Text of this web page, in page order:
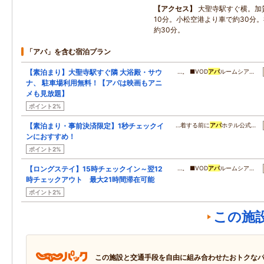
アクセス
大聖寺駅すぐ横。
10分。小松空港より車で約30分
約30分。
「アパ」を含む宿泊プラン
【素泊まり】大聖寺駅すぐ隣 大浴殿・サウ
ナ、 駐車場利用無料！【アパは映画もアニ
メも見放題】
ポイント2%
…。 ■VODアパルームシア…
【素泊まり・事前決済限定】1秒チェックイ
ンにおすすめ！
ポイント2%
…着する前にアパホテル公式…
【ロングステイ】15時チェックイン～翌12
時チェックアウト 最大21時間滞在可能
ポイント2%
…。 ■VODアパルームシア…
この施
この施設と交通手段を自由に組み合わせたおトクな